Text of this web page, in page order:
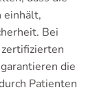
einhält,
Bei
die
Patienten